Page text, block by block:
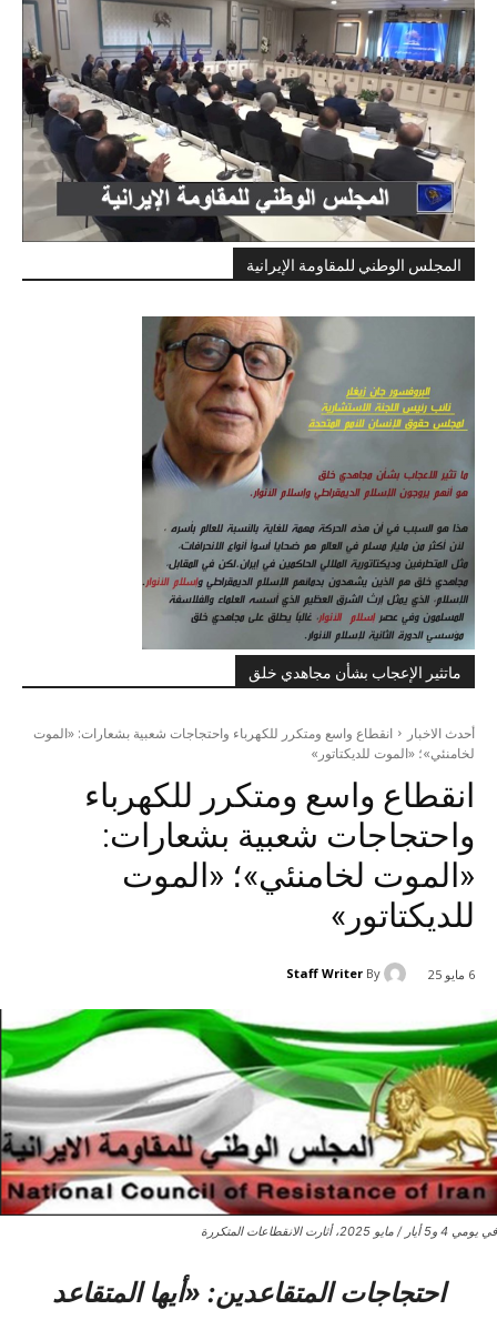
المجلس الوطني للمقاومة الإيرانية
ماتثير الإعجاب بشأن مجاهدي خلق
أحدث الاخبار
انقطاع واسع ومتكرر للكهرباء واحتجاجات شعبية بشعارات: «الموت
لخامنئي»؛ «الموت للديكتاتور»
انقطاع واسع ومتكرر للكهرباء
واحتجاجات شعبية بشعارات:
«الموت لخامنئي»؛ «الموت
للديكتاتور»
6 مايو 25 By
Staff Writer
في يومي 4 و5 أيار / مايو 2025، أثارت الانقطاعات المتكررة
احتجاجات المتقاعدين: «أيها المتقاعد